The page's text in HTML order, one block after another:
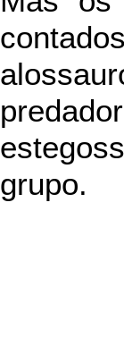
grupo.